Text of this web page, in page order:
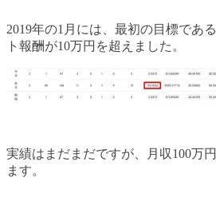
2019年の1月には、最初の目標であ
ト報酬が10万円を超えました。
実績はまだまだですが、月収100万
ます。